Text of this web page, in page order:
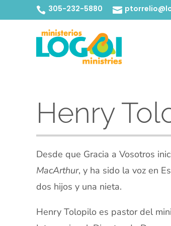
 305-232-5880 
Henry
Desde que Gracia a Vosotros
MacArthur, y ha sido la voz en
dos hijos y una nieta.
Henry Tolopilo es pastor del